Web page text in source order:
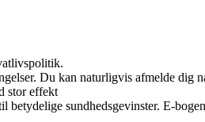
Du kan naturligvis afmelde dig
stor effekt
sundhedsgevinster. E-